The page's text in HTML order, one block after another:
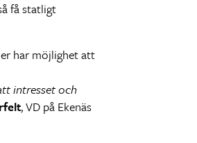
få statligt
har möjlighet att
intresset och
, VD på Ekenäs